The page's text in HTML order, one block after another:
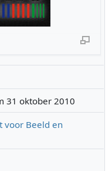
31 oktober 2010
voor Beeld en